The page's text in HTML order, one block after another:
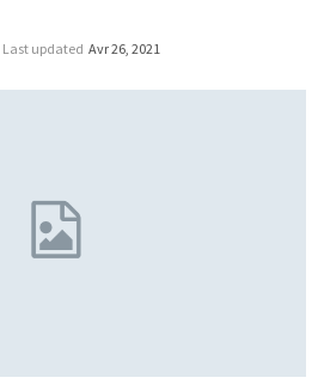
Last updated Avr 26, 2021